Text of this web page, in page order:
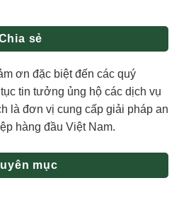
sẻ
ơn đặc biệt đến các quý
tin tưởng ủng hộ các dịch vụ
là đơn vị cung cấp giải pháp an
hàng đầu Việt Nam.
mục